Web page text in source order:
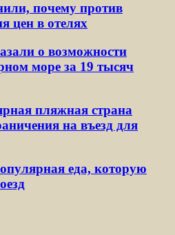
почему против
цен в отелях
о возможности
море за 19 тысяч
пляжная страна
на въезд для
еда, которую